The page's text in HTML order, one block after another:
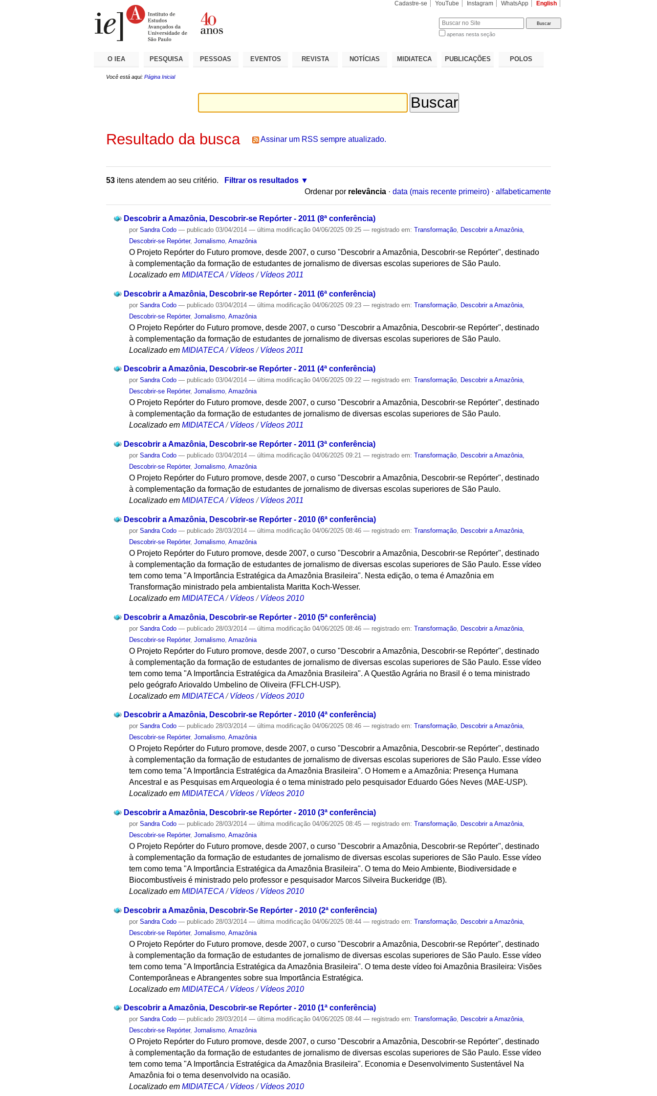
Cadastre-se YouTube Instagram WhatsApp English
apenas nesta seção
O IEA PESQUISA PESSOAS EVENTOS REVISTA NOTÍCIAS MIDIATECA PUBLICAÇÕES POLOS
Você está aqui: Página Inicial
Resultado da busca Assinar um RSS sempre atualizado.
53 itens atendem ao seu critério.
Filtrar os resultados
Ordenar por relevância · data (mais recente primeiro) · alfabeticamente
Descobrir a Amazônia, Descobrir-se Repórter - 2011 (8ª conferência)
porSandra Codo — publicado 03/04/2014— última modificação 04/06/2025 09:25— registrado em:Transformação
Descobrir a Amazônia,
Descobrir-se Repórter,Jornalismo ,Amazônia
O Projeto Repórter do Futuro promove, desde 2007, o curso "Descobrir a Amazônia, Descobrir-se Repórter", destinado
à complementação da formação de estudantes de jornalismo de diversas escolas superiores de São Paulo.
Localizado em MIDIATECA /Vídeos /Vídeos 2011
Descobrir a Amazônia, Descobrir-se Repórter - 2011 (6ª conferência)
porSandra Codo — publicado 03/04/2014— última modificação 04/06/2025 09:23— registrado em:Transformação Descobrir a Amazônia,
Descobrir-se Repórter,Jornalismo ,Amazônia
O Projeto Repórter do Futuro promove, desde 2007, o curso "Descobrir a Amazônia, Descobrir-se Repórter", destinado
à complementação da formação de estudantes de jornalismo de diversas escolas superiores de São Paulo.
Localizado em MIDIATECA /Vídeos /Vídeos 2011
Descobrir a Amazônia, Descobrir-se Repórter - 2011 (4ª conferência)
porSandra Codo — publicado 03/04/2014— última modificação 04/06/2025 09:22— registrado em:Transformação, Descobrir a Amazônia,
Descobrir-se Repórter,Jornalismo,Amazônia
O Projeto Repórter do Futuro promove, desde 2007, o curso "Descobrir a Amazônia, Descobrir-se Repórter", destinado
à complementação da formação de estudantes de jornalismo de diversas escolas superiores de São Paulo.
Localizado em MIDIATECA /Vídeos /Vídeos 2011
Descobrir a Amazônia, Descobrir-se Repórter - 2011 (3ª conferência)
porSandra Codo — publicado 03/04/2014— última modificação 04/06/2025 09:21— registrado em:Transformação, Descobrir a Amazônia,
Descobrir-se Repórter,Jornalismo,Amazônia
O Projeto Repórter do Futuro promove, desde 2007, o curso "Descobrir a Amazônia, Descobrir-se Repórter", destinado
à complementação da formação de estudantes de jornalismo de diversas escolas superiores de São Paulo.
Localizado em MIDIATECA /Vídeos /Vídeos 2011
Descobrir a Amazônia, Descobrir-se Repórter - 2010 (6ª conferência)
porSandra Codo — publicado 28/03/2014— última modificação 04/06/2025 08:46— registrado em:Transformação
Descobrir a Amazônia,
Descobrir-se Repórter,Jornalismo ,Amazônia
O Projeto Repórter do Futuro promove, desde 2007, o curso "Descobrir a Amazônia, Descobrir-se Repórter", destinado
à complementação da formação de estudantes de jornalismo de diversas escolas superiores de São Paulo. Esse vídeo
tem como tema "A Importância Estratégica da Amazônia Brasileira". Nesta edição, o tema é Amazônia em
Transformação ministrado pela ambientalista Maritta Koch-Wesser.
Localizado em MIDIATECA /Vídeos /Vídeos 2010
Descobrir a Amazônia, Descobrir-se Repórter - 2010 (5ª conferência)
porSandra Codo — publicado 28/03/2014— última modificação 04/06/2025 08:46— registrado em:Transformação Descobrir a Amazônia,
Descobrir-se Repórter,Jornalismo ,Amazônia
O Projeto Repórter do Futuro promove, desde 2007, o curso "Descobrir a Amazônia, Descobrir-se Repórter", destinado
à complementação da formação de estudantes de jornalismo de diversas escolas superiores de São Paulo. Esse vídeo
tem como tema "A Importância Estratégica da Amazônia Brasileira". A Questão Agrária no Brasil é o tema ministrado
pelo geógrafo Ariovaldo Umbelino de Oliveira (FFLCH-USP).
Localizado em MIDIATECA /Vídeos /Vídeos 2010
Descobrir a Amazônia, Descobrir-se Repórter - 2010 (4ª conferência)
porSandra Codo — publicado 28/03/2014— última modificação 04/06/2025 08:46— registrado em:Transformação, Descobrir a Amazônia,
Descobrir-se Repórter,Jornalismo,Amazônia
O Projeto Repórter do Futuro promove, desde 2007, o curso "Descobrir a Amazônia, Descobrir-se Repórter", destinado
à complementação da formação de estudantes de jornalismo de diversas escolas superiores de São Paulo. Esse vídeo
tem como tema "A Importância Estratégica da Amazônia Brasileira". O Homem e a Amazônia: Presença Humana
Ancestral e as Pesquisas em Arqueologia é o tema ministrado pelo pesquisador Eduardo Góes Neves (MAE-USP).
Localizado em MIDIATECA /Vídeos /Vídeos 2010
Descobrir a Amazônia, Descobrir-se Repórter - 2010 (3ª conferência)
porSandra Codo — publicado 28/03/2014— última modificação 04/06/2025 08:45— registrado em:Transformação
Descobrir a Amazônia,
Descobrir-se Repórter,Jornalismo ,Amazônia
O Projeto Repórter do Futuro promove, desde 2007, o curso "Descobrir a Amazônia, Descobrir-se Repórter", destinado
à complementação da formação de estudantes de jornalismo de diversas escolas superiores de São Paulo. Esse vídeo
tem como tema "A Importância Estratégica da Amazônia Brasileira". O tema do Meio Ambiente, Biodiversidade e
Biocombustíveis é ministrado pelo professor e pesquisador Marcos Silveira Buckeridge (IB).
Localizado em MIDIATECA /Vídeos /Vídeos 2010
Descobrir a Amazônia, Descobrir-Se Repórter - 2010 (2ª conferência)
porSandra Codo — publicado 28/03/2014— última modificação 04/06/2025 08:44— registrado em:Transformação Descobrir a Amazônia,
Descobrir-se Repórter,Jornalismo ,Amazônia
O Projeto Repórter do Futuro promove, desde 2007, o curso "Descobrir a Amazônia, Descobrir-se Repórter", destinado
à complementação da formação de estudantes de jornalismo de diversas escolas superiores de São Paulo. Esse vídeo
tem como tema "A Importância Estratégica da Amazônia Brasileira". O tema deste vídeo foi Amazônia Brasileira: Visões
Contemporâneas e Abrangentes sobre sua Importância Estratégica.
Localizado em MIDIATECA /Vídeos /Vídeos 2010
Descobrir a Amazônia, Descobrir-se Repórter - 2010 (1ª conferência)
porSandra Codo — publicado 28/03/2014— última modificação 04/06/2025 08:44— registrado em:Transformação, Descobrir a Amazônia,
Descobrir-se Repórter,Jornalismo,Amazônia
O Projeto Repórter do Futuro promove, desde 2007, o curso "Descobrir a Amazônia, Descobrir-se Repórter", destinado
à complementação da formação de estudantes de jornalismo de diversas escolas superiores de São Paulo. Esse vídeo
tem como tema "A Importância Estratégica da Amazônia Brasileira". Economia e Desenvolvimento Sustentável Na
Amazônia foi o tema desenvolvido na ocasião.
Localizado em MIDIATECA /Vídeos /Vídeos 2010